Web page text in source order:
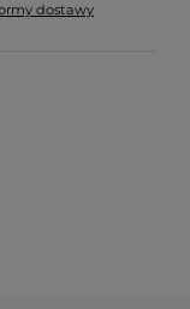
płatności
dostawy